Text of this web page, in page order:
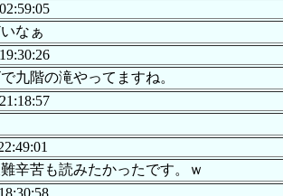
なぁ
九階の滝やってますね。
辛苦も読みたかったです。ｗ